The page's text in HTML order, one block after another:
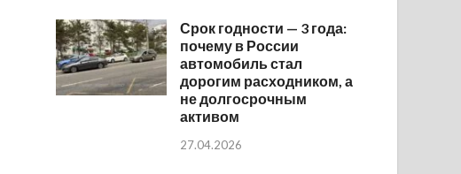
Срок годности — 3 года:
почему в России
автомобиль стал
дорогим расходником, а
не долгосрочным
активом
27.04.2026